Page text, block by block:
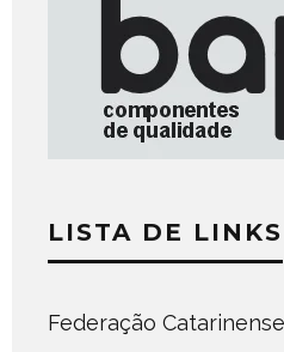
LISTA DE LINKS
Federação